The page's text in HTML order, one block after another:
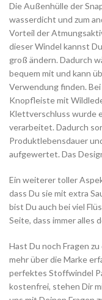
Die Außenhülle der
wasserdicht und zum
Vorteil der
dieser Windel kannst
groß ändern. Dadurch
bequem mit und kann
Verwendung finden.
Knopfleiste mit
Klettverschluss wurde
verarbeitet. Dadurch
Produktlebensdauer
aufgewertet. Das
Ein weiterer toller
dass Du sie mit extra
bist Du auch bei viel
Seite, dass immer alles
Hast Du noch Fragen
mehr über die Marke
perfektes Stoffwindel
kostenfrei, stehen Dir